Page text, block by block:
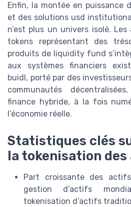
Enfin, la montée en puissance
et des solutions usd
n’est plus un univers isolé.
tokens représentant des
produits de liquidity fund
aux systèmes financiers
buidl, porté par des
communautés
finance hybride, à la fois
l’économie réelle.
Statistiques clés
la tokenisation
Part croissante des
gestion d’actifs
tokenisation d’actifs